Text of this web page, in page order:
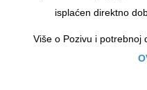
isplaćen direktno
Više o Pozivu i potrebnoj